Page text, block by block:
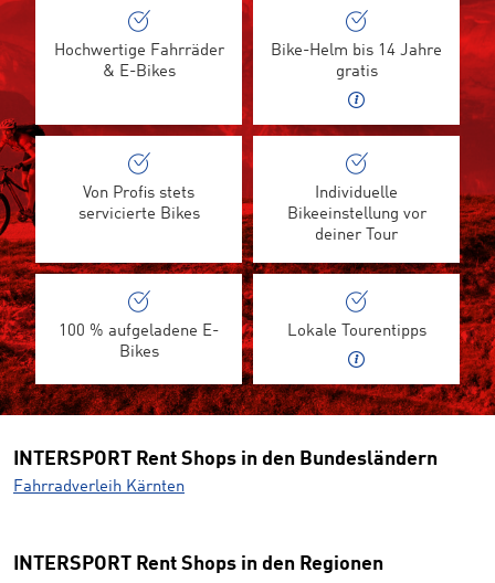
Hochwertige Fahrräder
& E-Bikes
Bike-Helm bis 14 Jahre
gratis
Von Profis stets
servicierte Bikes
Individuelle
Bikeeinstellung vor
deiner Tour
100 % aufgeladene E-
Bikes
Lokale Tourentipps
INTERSPORT Rent Shops in den Bundesländern
Fahrradverleih Kärnten
INTERSPORT Rent Shops in den Regionen